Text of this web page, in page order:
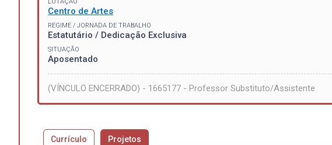
Centro de Artes
REGIME / JORNADA DE TRABALHO
Estatutário / Dedicação Exclusiva
SITUAÇÃO
Aposentado
(VÍNCULO ENCERRADO) - 1665177 - Professor Substituto/Assistente
Currículo Projetos